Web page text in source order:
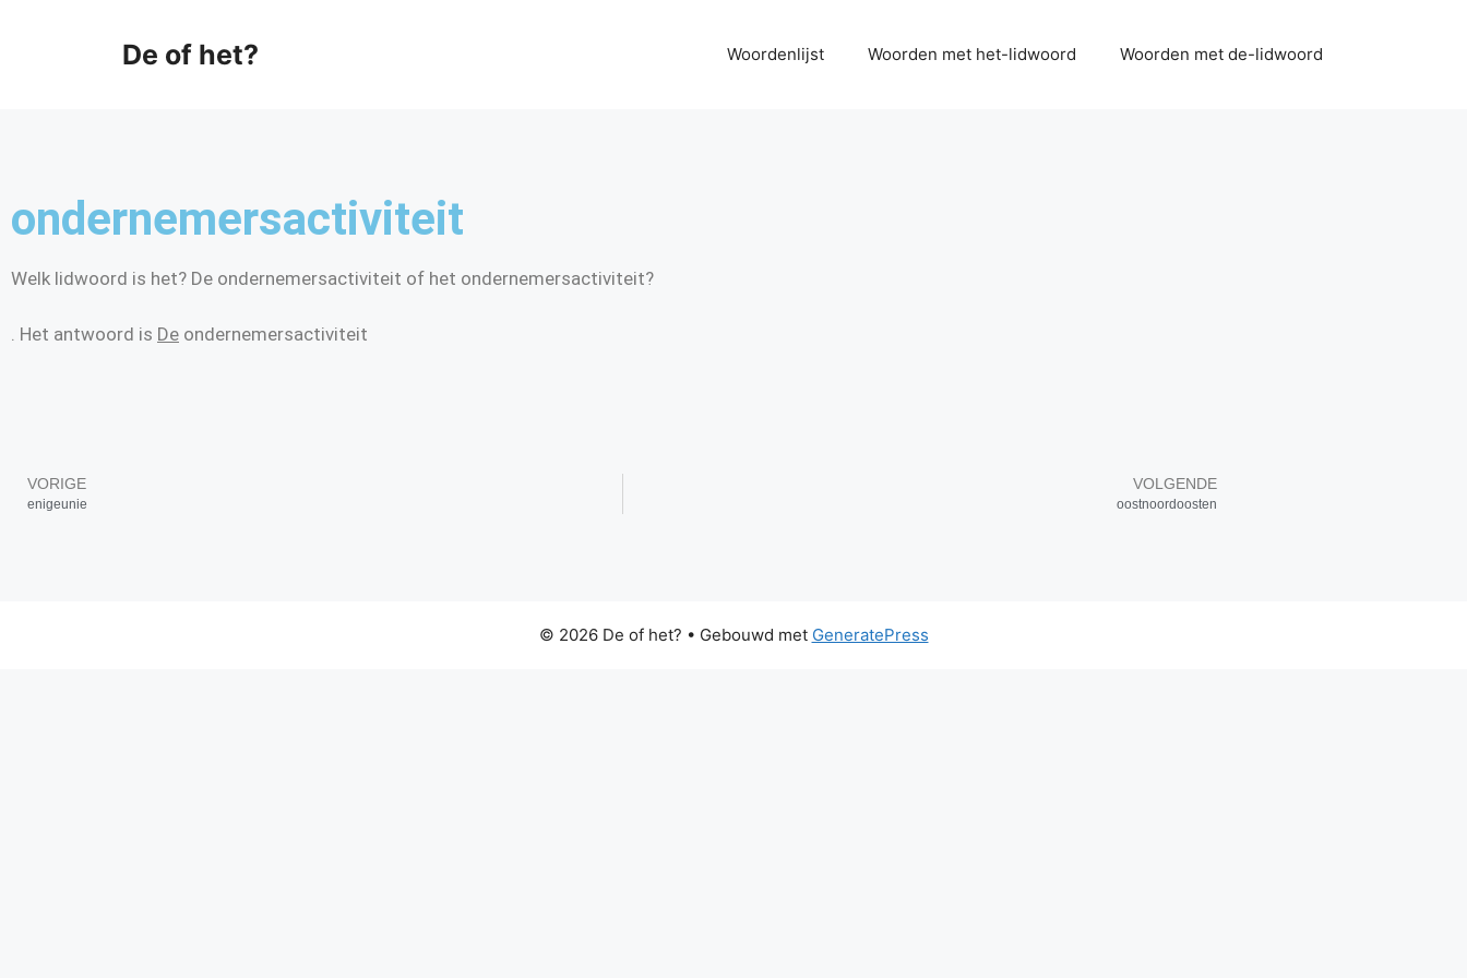
De of het? Woordenlijst Woorden met het-lidwoord Woorden met de-lidwoord
ondernemersactiviteit
Welk lidwoord is het? De ondernemersactiviteit of het ondernemersactiviteit?
. Het antwoord is De ondernemersactiviteit
VORIGE
enigeunie
VOLGENDE
oostnoordoosten
© 2026 De of het? • Gebouwd met GeneratePress